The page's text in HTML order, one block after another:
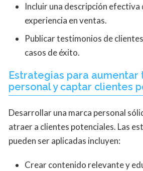
Incluir una descripción efectiva
experiencia en ventas.
Publicar testimonios de
casos de éxito.
Estrategias para aumentar
personal y captar clientes
Desarrollar una marca personal
atraer a clientes potenciales. Las
pueden ser aplicadas incluyen:
Crear contenido relevante y